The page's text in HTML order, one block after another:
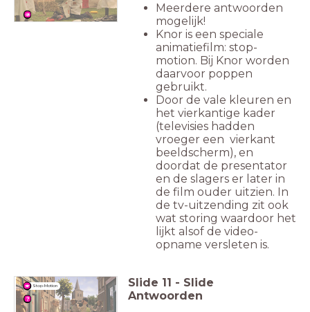
Meerdere antwoorden
mogelijk!
Knor is een speciale
animatiefilm: stop-
motion. Bij Knor worden
daarvoor poppen
gebruikt.
Door de vale kleuren en
het vierkantige kader
(televisies hadden
vroeger een vierkant
beeldscherm), en
doordat de presentator
en de slagers er later in
de film ouder uitzien. In
de tv-uitzending zit ook
wat storing waardoor het
lijkt alsof de video-
opname versleten is.
Stop-Motion Slide 11 - Slide
Antwoorden